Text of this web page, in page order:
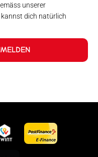
unserer
dich natürlich